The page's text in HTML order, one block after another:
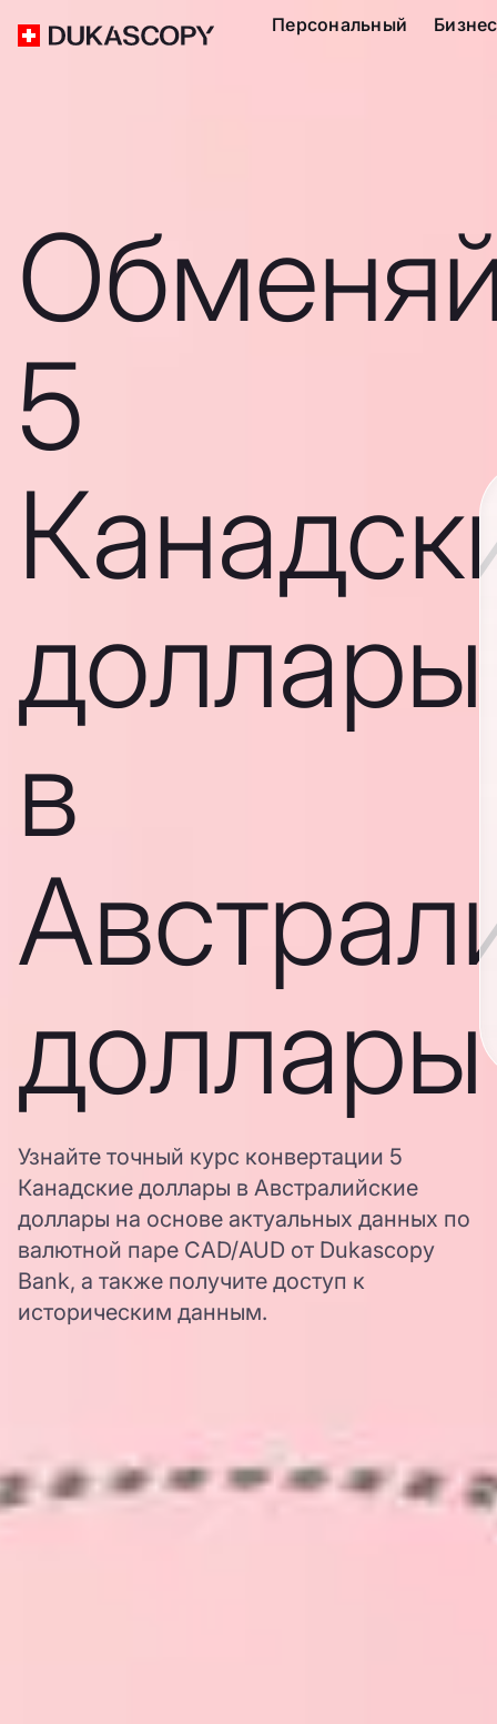
Персональный Бизнес
5
доллары
в
доллары
Узнайте точный курс конвертации 5
Канадские доллары в Австралийские
доллары на основе актуальных данных по
валютной паре CAD/AUD от Dukascopy
Bank, а также получите доступ к
историческим данным.